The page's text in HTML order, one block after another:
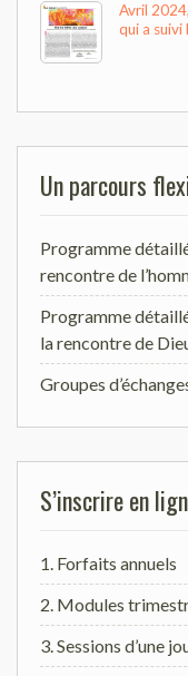
Avril
qui a suivi
Un parcours
Programme
rencontre de
Programme
la rencontre de
Groupes
S’inscrire en
1. Forfaits annuels
2. Modules
3. Sessions d’une